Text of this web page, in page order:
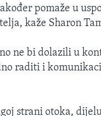
pomaže u
kaže Sharon
ne bi dolazili u
raditi i
strani otoka,